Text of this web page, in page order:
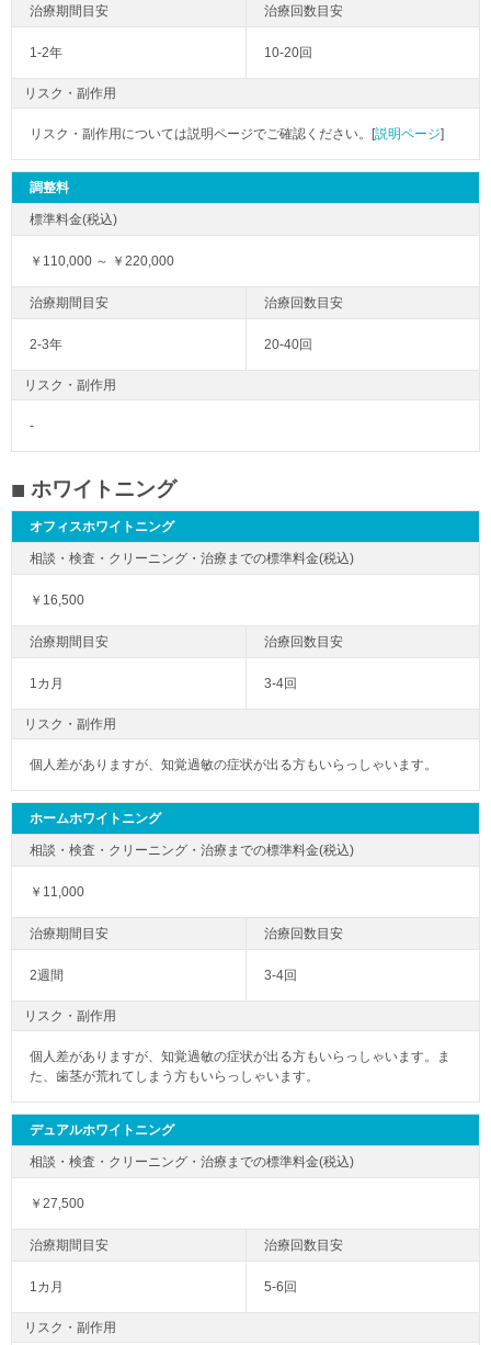
1-2年 10-20回
リスク・副作用
リスク・副作用については説明ページでご確認ください。[説明ページ]
調整料
￥110,000 ～ ￥220,000
2-3年 20-40回
リスク・副作用
-
ホワイトニング
オフィスホワイトニング
￥16,500
1カ月 3-4回
リスク・副作用
個人差がありますが、知覚過敏の症状が出る方もいらっしゃいます。
ホームホワイトニング
￥11,000
2週間 3-4回
リスク・副作用
個人差がありますが、知覚過敏の症状が出る方もいらっしゃいます。ま
た、歯茎が荒れてしまう方もいらっしゃいます。
デュアルホワイトニング
￥27,500
1カ月 5-6回
リスク・副作用